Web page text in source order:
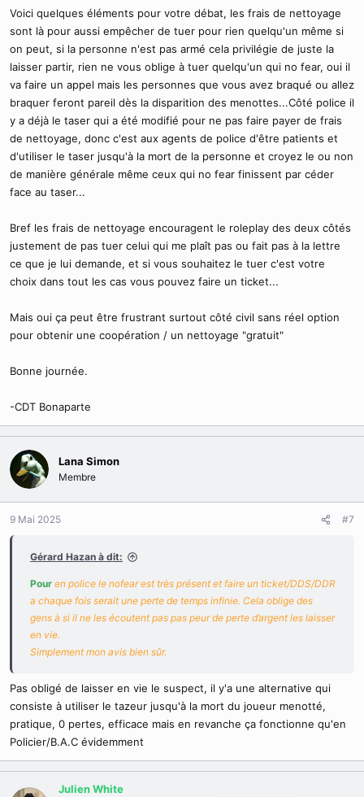
Voici quelques éléments pour votre débat, les frais de nettoyage
sont là pour aussi empêcher de tuer pour rien quelqu'un même si
on peut, si la personne n'est pas armé cela privilégie de juste la
laisser partir, rien ne vous oblige à tuer quelqu'un qui no fear, oui il
va faire un appel mais les personnes que vous avez braqué ou allez
braquer feront pareil dès la disparition des menottes...Côté police il
y a déjà le taser qui a été modifié pour ne pas faire payer de frais
de nettoyage, donc c'est aux agents de police d'être patients et
d'utiliser le taser jusqu'à la mort de la personne et croyez le ou non
de manière générale même ceux qui no fear finissent par céder
face au taser...
Bref les frais de nettoyage encouragent le roleplay des deux côtés
justement de pas tuer celui qui me plaît pas ou fait pas à la lettre
ce que je lui demande, et si vous souhaitez le tuer c'est votre
choix dans tout les cas vous pouvez faire un ticket...
Mais oui ça peut être frustrant surtout côté civil sans réel option
pour obtenir une coopération / un nettoyage "gratuit"
Bonne journée.
-CDT Bonaparte
Lana Simon
Membre
9 Mai 2025 #7
Gérard Hazan à dit:
Pour en police le nofear est très présent et faire un ticket/DDS/DDR
a chaque fois serait une perte de temps infinie. Cela oblige des
gens à si il ne les écoutent pas pas peur de perte d’argent les laisser
en vie.
Simplement mon avis bien sûr.
Pas obligé de laisser en vie le suspect, il y'a une alternative qui
consiste à utiliser le tazeur jusqu'à la mort du joueur menotté,
pratique, 0 pertes, efficace mais en revanche ça fonctionne qu'en
Policier/B.A.C évidemment
Julien White